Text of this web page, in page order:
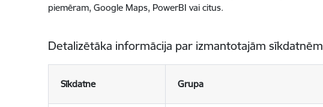
piemēram, Google Maps, PowerBI vai citus.
Detalizētāka informācija par izmantotajām sīkdatnēm
Sīkdatne Grupa